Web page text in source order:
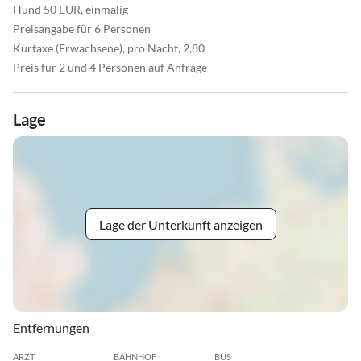
Hund 50 EUR, einmalig
Preisangabe für 6 Personen
Kurtaxe (Erwachsene), pro Nacht, 2,80
Preis für 2 und 4 Personen auf Anfrage
Lage
Lage der Unterkunft anzeigen
Entfernungen
ARZT BAHNHOF BUS